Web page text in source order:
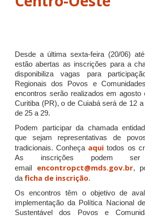
Desde a última sexta-feira (20/06)
estão abertas as inscrições para a
disponibiliza vagas para
Regionais dos Povos e
encontros serão realizados em
Curitiba (PR), o de Cuiabá será de 12
de 25 a 29.
Podem participar da chamada
que sejam representativas de
tradicionais. Conheça aqui todos os
As inscrições podem
email encontropct@mds.gov.br,
da ficha de inscrição.
Os encontros têm o objetivo de
implementação da Política Nacional
Sustentável dos Povos e